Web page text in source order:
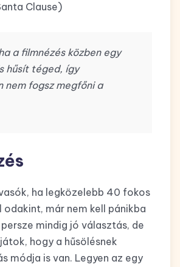
Clause)
a filmnézés közben egy
hűsít téged, így
nem fogsz megfőni a
ha legközelebb 40 fokos
már nem kell pánikba
mindig jó választás, de
hogy a hűsölésnek
módja is van. Legyen az egy